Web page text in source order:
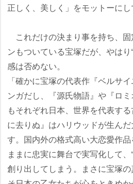
正しく、美しく」をモットーにし
これだけの決まり事を持ち、
ンもついている宝塚だが、やはり
感は否めない。
「確かに宝塚の代表作『ベルサ
ンガだし、『源氏物語』や『ロミ
もそれぞれ日本、世界を代表す
に去りぬ』はハリウッドが生ん
す。国内外の格式高い大恋愛作
ままに忠実に舞台で実写化して、
創り出してしまう。まさに宝塚